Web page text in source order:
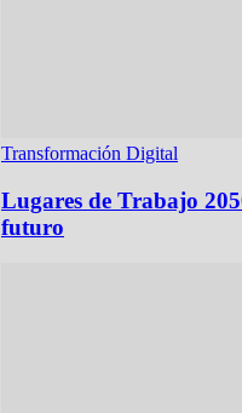
Transformación Digital
Lugares de Trabajo
futuro